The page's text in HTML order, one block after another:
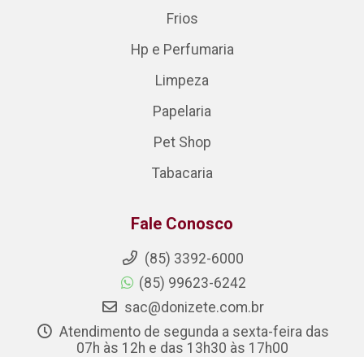
Frios
Hp e Perfumaria
Limpeza
Papelaria
Pet Shop
Tabacaria
Fale Conosco
(85) 3392-6000
(85) 99623-6242
sac@donizete.com.br
Atendimento de segunda a sexta-feira das
07h às 12h e das 13h30 às 17h00